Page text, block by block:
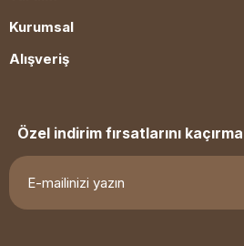
Kurumsal
Alışveriş
Özel indirim fırsatlarını